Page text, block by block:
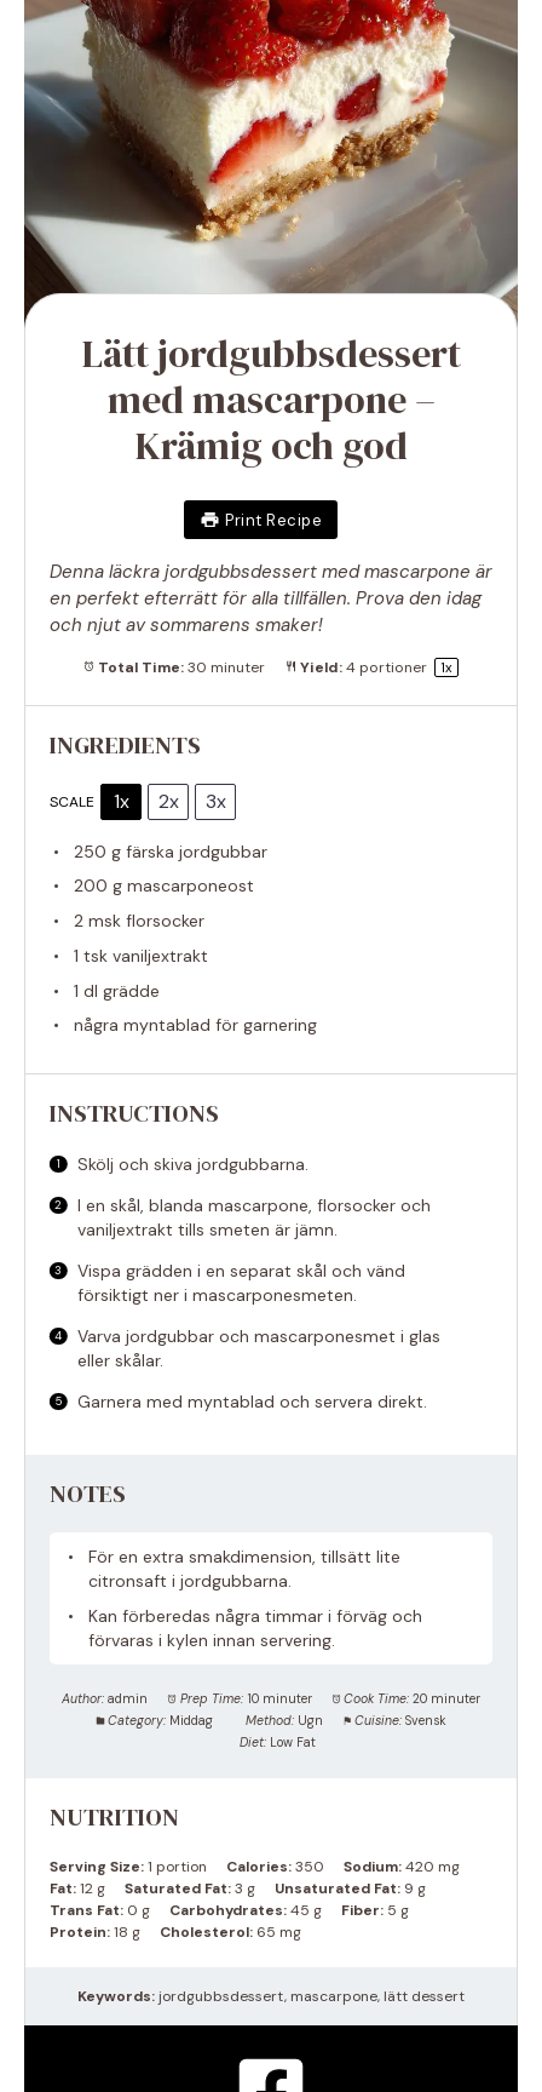
Lätt jordgubbsdessert
med mascarpone –
Krämig och god
Print Recipe
Denna läckra jordgubbsdessert med mascarpone är
en perfekt efterrätt för alla tillfällen. Prova den idag
och njut av sommarens smaker!
Total Time: 30 minuter Yield: 4 portioner 1x
INGREDIENTS
SCALE 1x 2x 3x
250 g färska jordgubbar
200 g mascarponeost
2 msk florsocker
1 tsk vaniljextrakt
1 dl grädde
några myntablad för garnering
INSTRUCTIONS
Skölj och skiva jordgubbarna.
I en skål, blanda mascarpone, florsocker och
vaniljextrakt tills smeten är jämn.
Vispa grädden i en separat skål och vänd
försiktigt ner i mascarponesmeten.
Varva jordgubbar och mascarponesmet i glas
eller skålar.
Garnera med myntablad och servera direkt.
NOTES
För en extra smakdimension, tillsätt lite
citronsaft i jordgubbarna.
Kan förberedas några timmar i förväg och
förvaras i kylen innan servering.
Author: admin Prep Time: 10 minuter Cook Time: 20 minuter
Category: Middag Method: Ugn Cuisine: Svensk
Diet: Low Fat
NUTRITION
Serving Size:1 portion Calories:350 Sodium:420 mg
Fat:12 g Saturated Fat:3 g Unsaturated Fat: 9 g
Trans Fat: 0 g Carbohydrates:45 g Fiber: 5 g
Protein:18 g Cholesterol: 65 mg
Keywords: jordgubbsdessert, mascarpone, lätt dessert